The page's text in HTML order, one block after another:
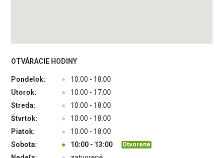
OTVÁRACIE HODINY
Pondelok: ●
10:00 - 18:00
Utorok:
●
10:00 - 17:00
Streda:
●
10:00 - 18:00
Štvrtok:
●
10:00 - 18:00
Piatok:
●
10:00 - 18:00
Sobota:
● 10:00 - 13:00 Otvorené